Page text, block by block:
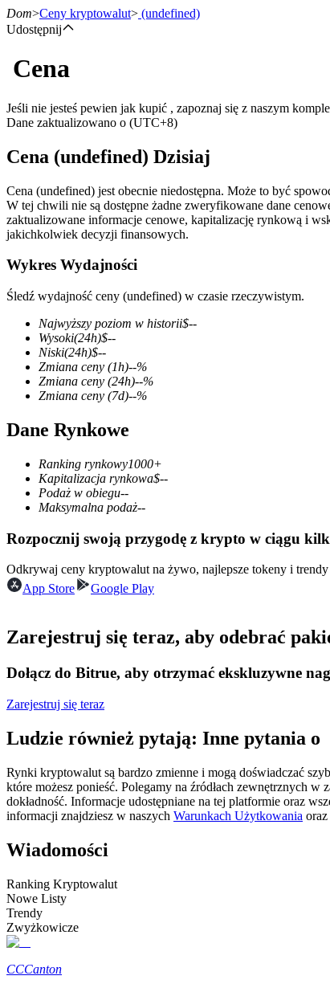
Kontrakty terminowe
Kontrakty terminowe na USDT
Kontrakty futures wykorzystujące USDT jako
Kontrakty terminowe COIN-M
Kontrakty terminowe na kryptowaluty
TradFi
Instrumenty pochodne na akcje, forex, metale szlachetne
Kontrakty terminowe na USDC
Kontrakty futures wykorzystujące USDC jako
Kopiowanie Transakcji
Dołącz do najlepszych traderów
Dom>Ceny kryptowalut> (undefined)
Udostępnij
Cena
Jeśli nie jesteś pewien jak kupić , zapoznaj się z naszym
Dane zaktualizowano o (UTC+8)
Cena (undefined) Dzisiaj
Cena (undefined) jest obecnie niedostępna. Może to być
W tej chwili nie są dostępne żadne zweryfikowane dane
zaktualizowane informacje cenowe, kapitalizację rynkową i
jakichkolwiek decyzji finansowych.
Wykres Wydajności
Śledź wydajność ceny (undefined) w czasie rzeczywistym.
Najwyższy poziom w historii$--
Wysoki(24h)$--
Niski(24h)$--
Zmiana ceny (1h)--%
Zmiana ceny (24h)--%
Zmiana ceny (7d)--%
Dane Rynkowe
Ranking rynkowy1000+
Kapitalizacja rynkowa$--
Podaż w obiegu--
Maksymalna podaż--
Rozpocznij swoją przygodę z krypto w ciągu
Odkrywaj ceny kryptowalut na żywo, najlepsze tokeny i
App Store
Google Play
Zarejestruj się teraz, aby odebrać
Dołącz do Bitrue, aby otrzymać ekskluzywne
Zarejestruj się teraz
Ludzie również pytają: Inne pytania o
Rynki kryptowalut są bardzo zmienne i mogą doświadczać
które możesz ponieść. Polegamy na źródłach zewnętrznych
dokładność. Informacje udostępniane na tej platformie oraz
informacji znajdziesz w naszych Warunkach Użytkowania oraz
Wiadomości
Ranking Kryptowalut
Nowe Listy
Trendy
Zwyżkowicze
CCCanton